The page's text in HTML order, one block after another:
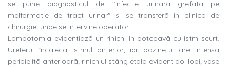
se pune diagnosticul de "Infectie urinarã grefatã pe
malformatie de tract urinar" si se transferã în clinica de
chirurgie, unde se intervine operator.
Lombotomia evidentiazã un rinichi în potcoavã cu istm scurt.
Ureterul încalecã istmul anterior, iar bazinetul are intensã
peripielitã anterioarã; rinichiul stâng etala evident doi lobi; vase